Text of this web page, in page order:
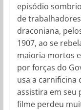
episódio
de
draconiana,
1907, ao se
maioria mortos
por forças do
usa a carnificina
assistira em seu
filme perdeu